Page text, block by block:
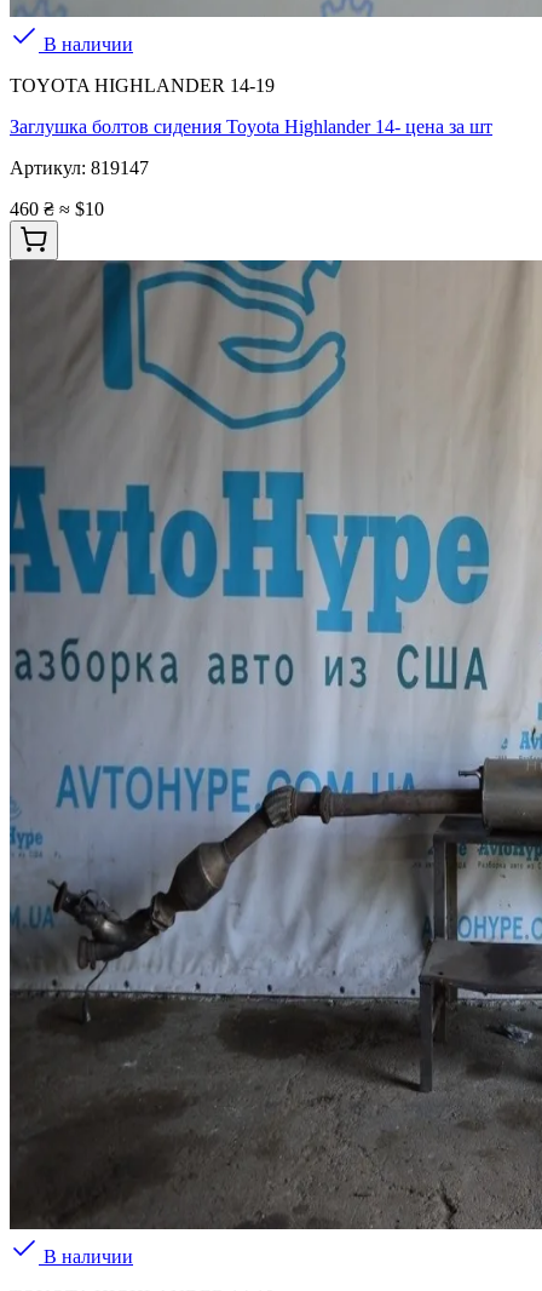
В наличии
TOYOTA HIGHLANDER 14-19
Заглушка болтов сидения Toyota Highlander 14- цена за шт
Артикул: 819147
460 ₴ ≈ $10
В наличии